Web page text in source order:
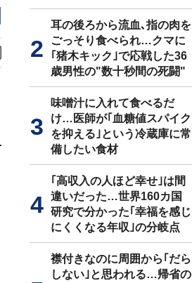
耳の後ろから流血､指の肉を
ごっそり食べられ…クマに
｢猪木キック｣で応戦した36
歳男性の"数十秒間の死闘"
味噌汁に入れて食べるだ
け…医師が｢血糖値スパイク
を抑える｣という冷蔵庫に常
備したい食材
｢高収入の人ほど幸せ｣は間
違いだった…世界160カ国
研究で分かった｢幸福を感じ
にくくなる年収｣の分岐点
襟付きなのに周囲から｢だら
しない｣と思われる…帰省の